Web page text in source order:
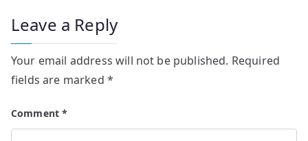
Leave a Reply
Your email address will not be published. Required
fields are marked *
Comment*